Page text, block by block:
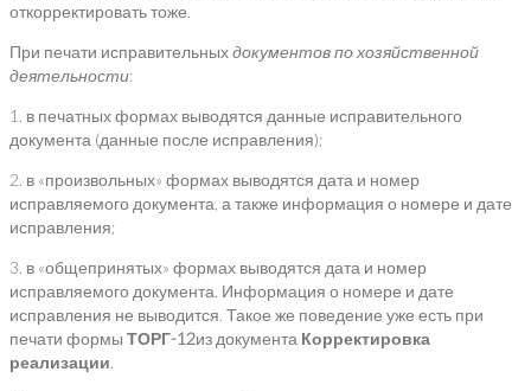
откорректировать тоже.
При печати исправительныхдокументов по хозяйственной
деятельности:
1. в печатных формах выводятся данные исправительного
документа (данные после исправления);
2. в «произвольных» формах выводятся дата и номер
исправляемого документа, а также информация о номере и дате
исправления;
3. в «общепринятых» формах выводятся дата и номер
исправляемого документа. Информация о номере и дате
исправления не выводится. Такое же поведение уже есть при
печати формы ТОРГ-12из документа Корректировка
реализации.